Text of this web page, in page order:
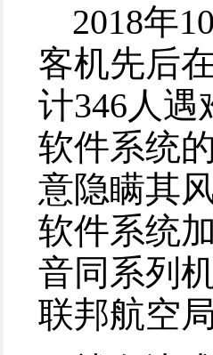
2018年
客机先后
计346人
软件系统
意隐瞒其
软件系统
音同系列
联邦航空